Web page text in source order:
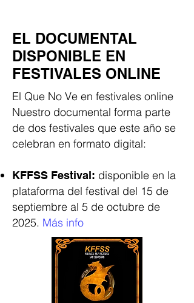
EL DOCUMENTAL
DISPONIBLE EN
FESTIVALES ONLINE
El Que No Ve en festivales online
Nuestro documental forma parte
de dos festivales que este año se
celebran en formato digital:
KFFSS Festival: disponible en la
plataforma del festival del 15 de
septiembre al 5 de octubre de
2025. Más info